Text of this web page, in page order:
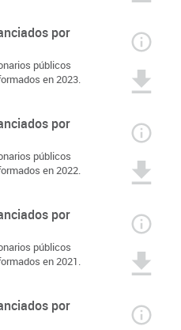
por
públicos
en 2023.
por
públicos
en 2022.
por
públicos
en 2021.
por